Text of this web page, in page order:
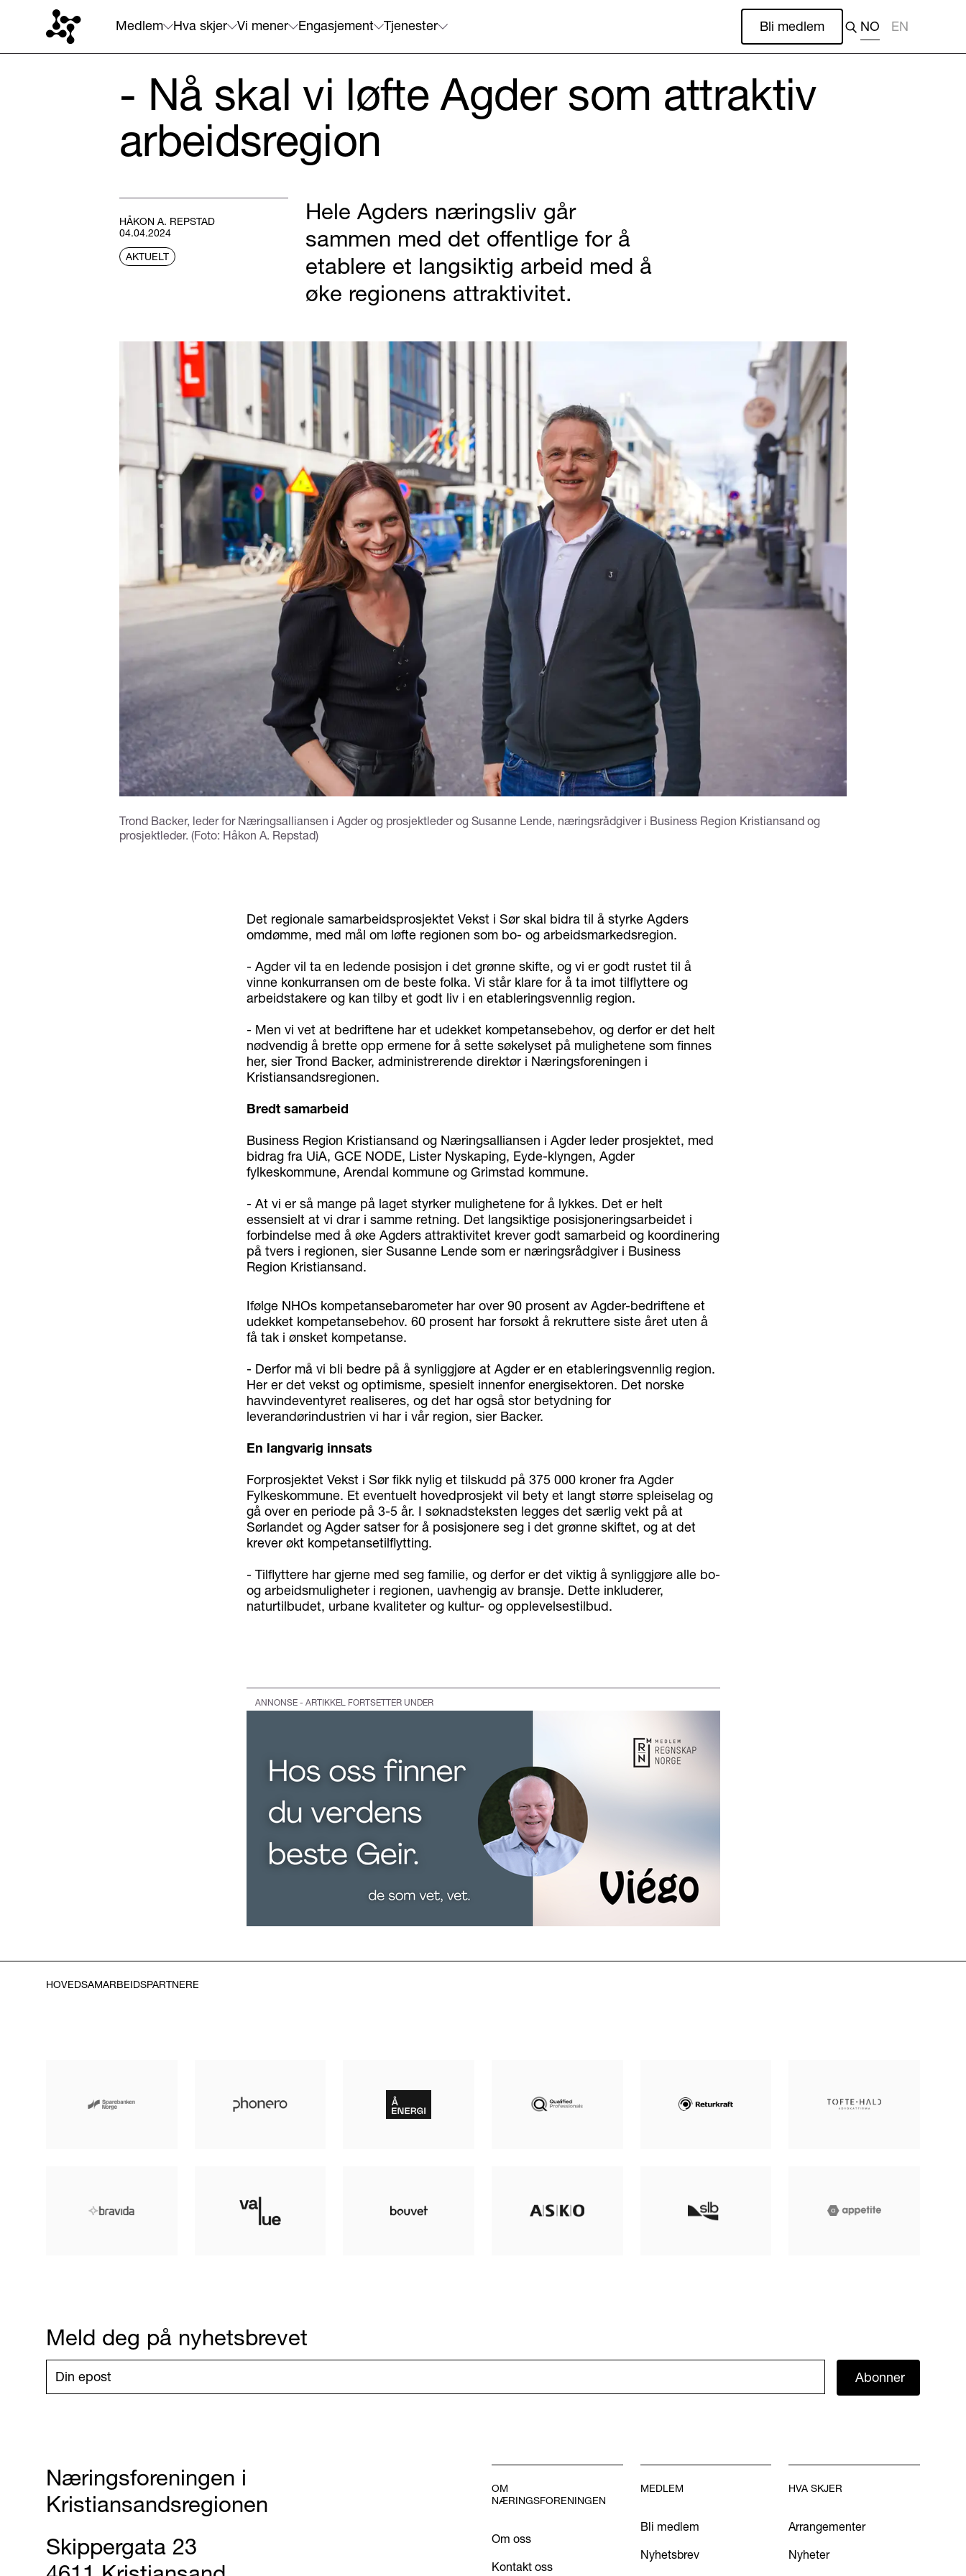
Medlem Hva skjer Vi mener Engasjement Tjenester Bli medlem NO EN
- Nå skal vi løfte Agder som attraktiv
arbeidsregion
HÅKON A. REPSTAD
04.04.2024
AKTUELT
​​​​​​​Hele Agders næringsliv går
sammen med det offentlige for å
etablere et langsiktig arbeid med å
øke regionens attraktivitet.
Trond Backer, leder for Næringsalliansen i Agder og prosjektleder og Susanne Lende, næringsrådgiver i Business Region Kristiansand og
prosjektleder. (Foto: Håkon A. Repstad)
Det regionale samarbeidsprosjektet Vekst i Sør skal bidra til å styrke Agders
omdømme, med mål om løfte regionen som bo- og arbeidsmarkedsregion.
- Agder vil ta en ledende posisjon i det grønne skifte, og vi er godt rustet til å
vinne konkurransen om de beste folka. Vi står klare for å ta imot tilflyttere og
arbeidstakere og kan tilby et godt liv i en etableringsvennlig region.
- Men vi vet at bedriftene har et udekket kompetansebehov, og derfor er det helt
nødvendig å brette opp ermene for å sette søkelyset på mulighetene som finnes
her, sier Trond Backer, administrerende direktør i Næringsforeningen i
Kristiansandsregionen.
Bredt samarbeid
Business Region Kristiansand og Næringsalliansen i Agder leder prosjektet, med
bidrag fra UiA, GCE NODE, Lister Nyskaping, Eyde-klyngen, Agder
fylkeskommune, Arendal kommune og Grimstad kommune.
- At vi er så mange på laget styrker mulighetene for å lykkes. Det er helt
essensielt at vi drar i samme retning. Det langsiktige posisjoneringsarbeidet i
forbindelse med å øke Agders attraktivitet krever godt samarbeid og koordinering
på tvers i regionen, sier Susanne Lende som er næringsrådgiver i Business
Region Kristiansand.
Ifølge NHOs kompetansebarometer har over 90 prosent av Agder-bedriftene et
udekket kompetansebehov. 60 prosent har forsøkt å rekruttere siste året uten å
få tak i ønsket kompetanse.
- Derfor må vi bli bedre på å synliggjøre at Agder er en etableringsvennlig region.
Her er det vekst og optimisme, spesielt innenfor energisektoren. Det norske
havvindeventyret realiseres, og det har også stor betydning for
leverandørindustrien vi har i vår region, sier Backer.
En langvarig innsats
Forprosjektet Vekst i Sør fikk nylig et tilskudd på 375 000 kroner fra Agder
Fylkeskommune. Et eventuelt hovedprosjekt vil bety et langt større spleiselag og
gå over en periode på 3-5 år. I søknadsteksten legges det særlig vekt på at
Sørlandet og Agder satser for å posisjonere seg i det grønne skiftet, og at det
krever økt kompetansetilflytting.
- Tilflyttere har gjerne med seg familie, og derfor er det viktig å synliggjøre alle bo-
og arbeidsmuligheter i regionen, uavhengig av bransje. Dette inkluderer,
naturtilbudet, urbane kvaliteter og kultur- og opplevelsestilbud.
ANNONSE - ARTIKKEL FORTSETTER UNDER
HOVEDSAMARBEIDSPARTNERE
Meld deg på nyhetsbrevet
Abonner
Næringsforeningen i
Kristiansandsregionen
Skippergata 23
OM
NÆRINGSFORENINGEN
Om oss
Kontakt oss
MEDLEM
Bli medlem
Nyhetsbrev
HVA SKJER
Arrangementer
Nyheter